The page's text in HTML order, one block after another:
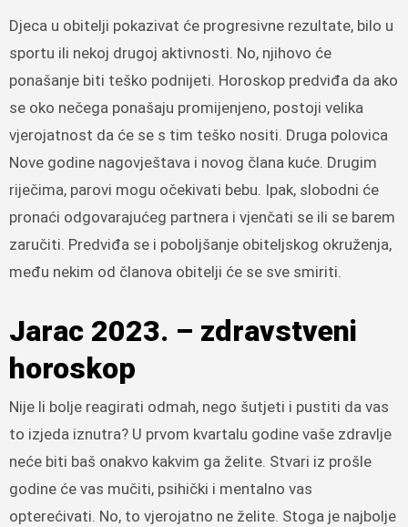
Djeca u obitelji pokazivat će ​​progresivne rezultate, bilo u
sportu ili nekoj drugoj aktivnosti. No, njihovo će
ponašanje biti teško podnijeti. Horoskop predviđa da ako
se oko nečega ponašaju promijenjeno, postoji velika
vjerojatnost da će se s tim teško nositi. Druga polovica
Nove godine nagovještava i novog člana kuće. Drugim
riječima, parovi mogu očekivati ​​bebu. Ipak, slobodni će
pronaći odgovarajućeg partnera i vjenčati se ili se barem
zaručiti. Predviđa se i poboljšanje obiteljskog okruženja,
među nekim od članova obitelji će se sve smiriti.
Jarac 2023. – zdravstveni
horoskop
Nije li bolje reagirati odmah, nego šutjeti i pustiti da vas
to izjeda iznutra? U prvom kvartalu godine vaše zdravlje
neće biti baš onakvo kakvim ga želite. Stvari iz prošle
godine će vas mučiti, psihički i mentalno vas
opterećivati. No, to vjerojatno ne želite. Stoga je najbolje